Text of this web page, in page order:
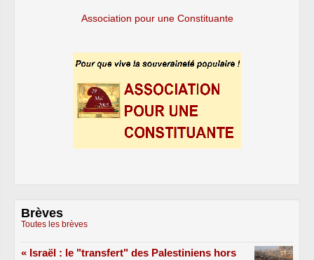
Association pour une Constituante
Brèves
Toutes les brèves
« Israël : le "transfert" des Palestiniens hors